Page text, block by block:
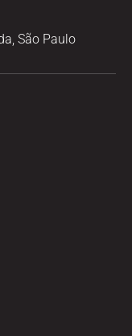
São Paulo